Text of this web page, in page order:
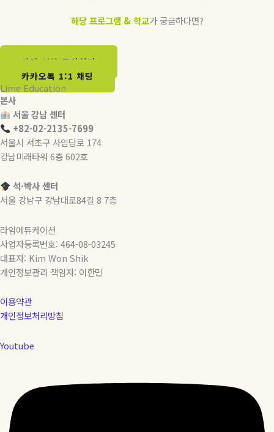
해당 프로그램 & 학교가 궁금하다면?
상담 신청 문의하기​
카카오톡 1:1 채팅
Lime Education
본사
서울 강남 센터
+82-02-2135-7699
서울시 서초구 사임당로 174
강남미래타워 6층 602호
석·박사 센터
서울 강남구 강남대로84길 8 7층
라임에듀케이션
사업자등록번호: 464-08-03245
대표자: Kim Won Shik
개인정보관리 책임자: 이한민
이용약관
개인정보처리방침
Youtube